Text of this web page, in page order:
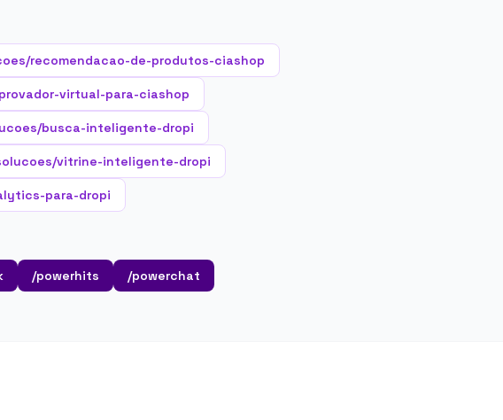
recomendacao-de-produtos-ciashop
virtual-para-ciashop
busca-inteligente-dropi
vitrine-inteligente-dropi
para-dropi
/powerhits /powerchat